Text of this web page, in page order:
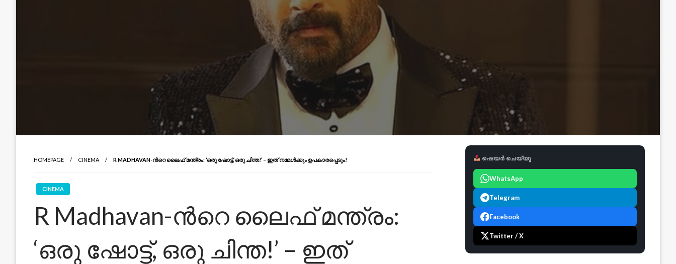
HOMEPAGE CINEMA R MADHAVAN-ന്‍റെ ലൈഫ് മന്ത്രം: ‘ഒരു ഷോട്ട്, ഒരു ചിന്ത!’ – ഇത് നമ്മൾക്കും ഉപകാരപ്പെടും!
CINEMA
R Madhavan-ന്‍റെ ലൈഫ് മന്ത്രം:
‘ഒരു ഷോട്ട്, ഒരു ചിന്ത!’ – ഇത്
ഷെയർ ചെയ്യൂ
WhatsApp
Telegram
Facebook
Twitter / X